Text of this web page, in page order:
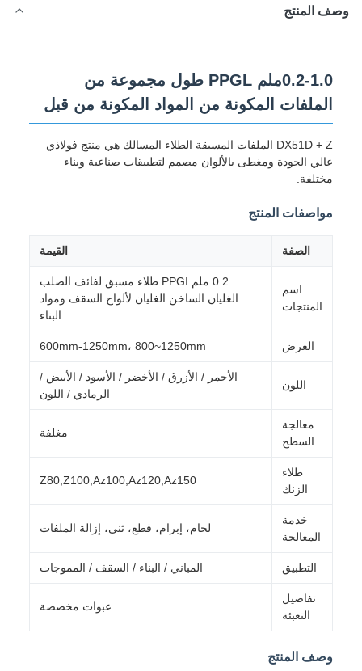
المنتج
0.2-1.0ملم PPGL طول مجموعة من
الملفات المكونة من المواد المكونة من قبل
DX51D + Z الملفات المسبقة الطلاء المسالك هي منتج فولاذي
عالي الجودة ومغطى بالألوان مصمم لتطبيقات صناعية وبناء
مختلفة.
مواصفات المنتج
المنتجات
0.2 ملم PPGI طلاء مسبق لفائف الصلب
الغليان الساخن الغليان لألواح السقف ومواد
العرض 600mm-1250mm، 800~1250mm
الأحمر / الأزرق / الأخضر / الأسود / الأبيض /
الرمادي / اللون
معالجة
السطح
مغلفة
Z80,Z100,Az100,Az120,Az150
المعالجة
لحام، إبرام، قطع، ثني، إزالة الملفات
التطبيق المباني / البناء / السقف / المموجات
تفاصيل
التعبئة
عبوات مخصصة
وصف المنتج